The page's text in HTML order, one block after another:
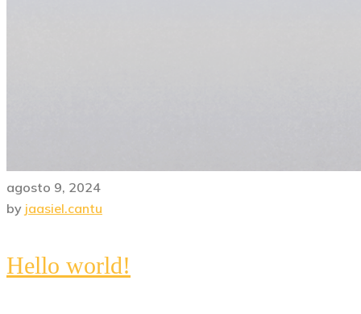
agosto 9, 2024
by jaasiel.cantu
Hello world!